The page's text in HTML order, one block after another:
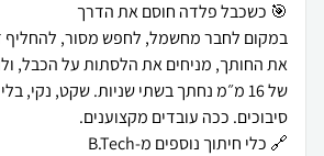
במקום לחבר מחשמל, לחפש מסור, להחליף
את החותך, מניחים את הלסתות על הכבל,
של 16 מ״מ נחתך בשתי שניות. שקט, נקי,